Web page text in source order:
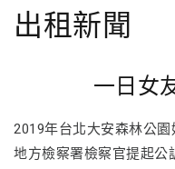
出租新聞
一日女
2019年台北大安森林公
地方檢察署檢察官提起公